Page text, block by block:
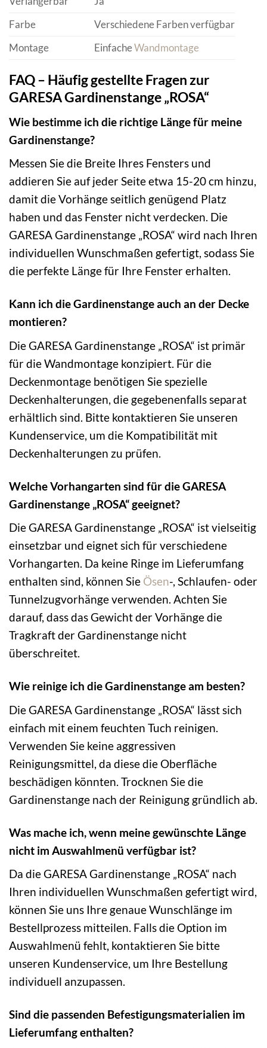
Farbe
Verschiedene Farben verfügbar
Montage
EinfacheWandmontage
FAQ – Häufig gestellte Fragen zur
GARESA Gardinenstange „ROSA“
Wie bestimme ich die richtige Länge für meine
Gardinenstange?
Messen Sie die Breite Ihres Fensters und
addieren Sie auf jeder Seite etwa 15-20 cm hinzu,
damit die Vorhänge seitlich genügend Platz
haben und das Fenster nicht verdecken. Die
GARESA Gardinenstange „ROSA“ wird nach Ihren
individuellen Wunschmaßen gefertigt, sodass Sie
die perfekte Länge für Ihre Fenster erhalten.
Kann ich die Gardinenstange auch an der Decke
montieren?
Die GARESA Gardinenstange „ROSA“ ist primär
für die Wandmontage konzipiert. Für die
Deckenmontage benötigen Sie spezielle
Deckenhalterungen, die gegebenenfalls separat
erhältlich sind. Bitte kontaktieren Sie unseren
Kundenservice, um die Kompatibilität mit
Deckenhalterungen zu prüfen.
Welche Vorhangarten sind für die GARESA
Gardinenstange „ROSA“ geeignet?
Die GARESA Gardinenstange „ROSA“ ist vielseitig
einsetzbar und eignet sich für verschiedene
Vorhangarten. Da keine Ringe im Lieferumfang
enthalten sind, können Sie Ösen-, Schlaufen- oder
Tunnelzugvorhänge verwenden. Achten Sie
darauf, dass das Gewicht der Vorhänge die
Tragkraft der Gardinenstange nicht
überschreitet.
Wie reinige ich die Gardinenstange am besten?
Die GARESA Gardinenstange „ROSA“ lässt sich
einfach mit einem feuchten Tuch reinigen.
Verwenden Sie keine aggressiven
Reinigungsmittel, da diese die Oberfläche
beschädigen könnten. Trocknen Sie die
Gardinenstange nach der Reinigung gründlich ab.
Was mache ich, wenn meine gewünschte Länge
nicht im Auswahlmenü verfügbar ist?
Da die GARESA Gardinenstange „ROSA“ nach
Ihren individuellen Wunschmaßen gefertigt wird,
können Sie uns Ihre genaue Wunschlänge im
Bestellprozess mitteilen. Falls die Option im
Auswahlmenü fehlt, kontaktieren Sie bitte
unseren Kundenservice, um Ihre Bestellung
individuell anzupassen.
Sind die passenden Befestigungsmaterialien im
Lieferumfang enthalten?